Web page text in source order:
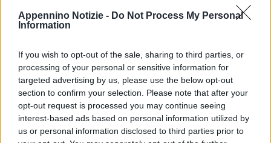
Appennino Notizie - Do Not Process My Personal
Information
If you wish to opt-out of the sale, sharing to third parties, or
processing of your personal or sensitive information for
targeted advertising by us, please use the below opt-out
section to confirm your selection. Please note that after your
opt-out request is processed you may continue seeing
interest-based ads based on personal information utilized by
us or personal information disclosed to third parties prior to
JIUQUAN (CINA) (XINHUA/ITALPRESS) – La capsula di rientro